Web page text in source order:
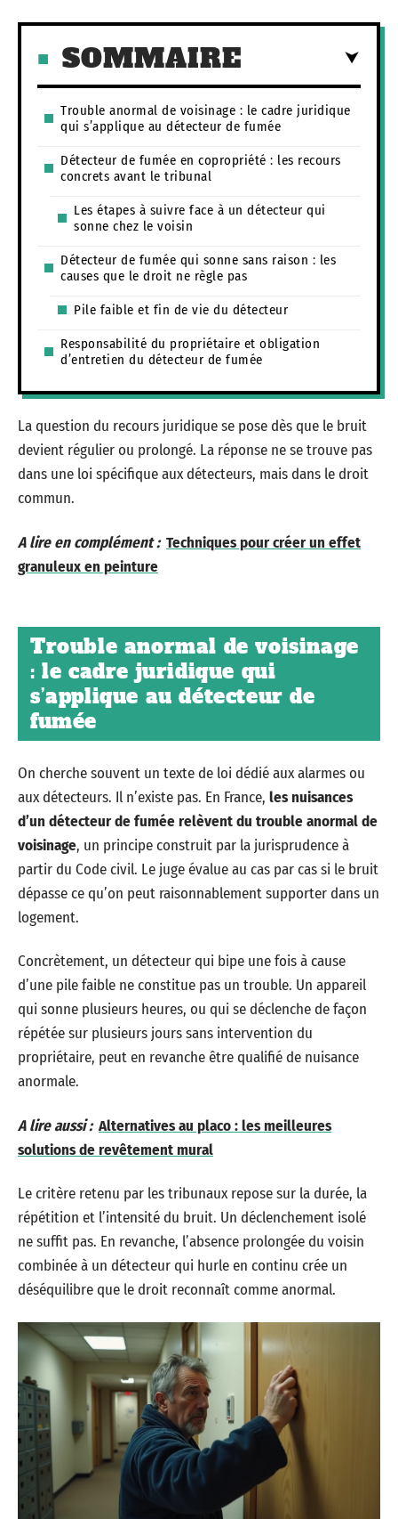
SOMMAIRE
Trouble anormal de voisinage : le cadre juridique
qui s’applique au détecteur de fumée
Détecteur de fumée en copropriété : les recours
concrets avant le tribunal
Les étapes à suivre face à un détecteur qui
sonne chez le voisin
Détecteur de fumée qui sonne sans raison : les
causes que le droit ne règle pas
Pile faible et fin de vie du détecteur
Responsabilité du propriétaire et obligation
d’entretien du détecteur de fumée
La question du recours juridique se pose dès que le bruit
devient régulier ou prolongé. La réponse ne se trouve pas
dans une loi spécifique aux détecteurs, mais dans le droit
commun.
A lire en complément : Techniques pour créer un effet
granuleux en peinture
Trouble anormal de voisinage
: le cadre juridique qui
s’applique au détecteur de
fumée
On cherche souvent un texte de loi dédié aux alarmes ou
aux détecteurs. Il n’existe pas. En France, les nuisances
d’un détecteur de fumée relèvent du trouble anormal de
voisinage, un principe construit par la jurisprudence à
partir du Code civil. Le juge évalue au cas par cas si le bruit
dépasse ce qu’on peut raisonnablement supporter dans un
logement.
Concrètement, un détecteur qui bipe une fois à cause
d’une pile faible ne constitue pas un trouble. Un appareil
qui sonne plusieurs heures, ou qui se déclenche de façon
répétée sur plusieurs jours sans intervention du
propriétaire, peut en revanche être qualifié de nuisance
anormale.
A lire aussi : Alternatives au placo : les meilleures
solutions de revêtement mural
Le critère retenu par les tribunaux repose sur la durée, la
répétition et l’intensité du bruit. Un déclenchement isolé
ne suffit pas. En revanche, l’absence prolongée du voisin
combinée à un détecteur qui hurle en continu crée un
déséquilibre que le droit reconnaît comme anormal.